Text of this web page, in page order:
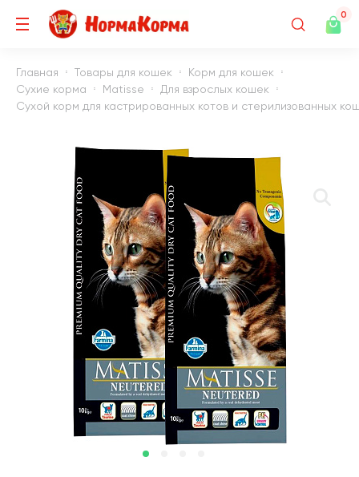
0
Главная Товары для кошек
Корм для кошек
Сухие корма
Matisse
Для взрослых кошек
Сухой корм для кастрированных котов и стерилизованных